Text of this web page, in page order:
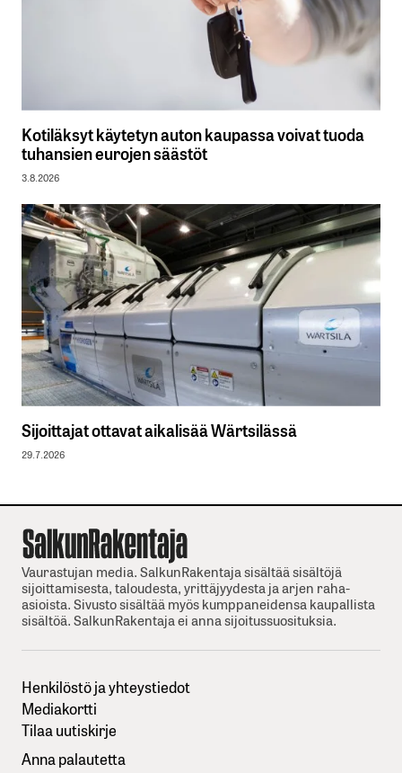
Kotiläksyt käytetyn auton kaupassa voivat tuoda
tuhansien eurojen säästöt
3.8.2026
Sijoittajat ottavat aikalisää Wärtsilässä
29.7.2026
Vaurastujan media. SalkunRakentaja sisältää sisältöjä
sijoittamisesta, taloudesta, yrittäjyydesta ja arjen raha-
asioista. Sivusto sisältää myös kumppaneidensa kaupallista
sisältöä. SalkunRakentaja ei anna sijoitussuosituksia.
Henkilöstö ja yhteystiedot
Mediakortti
Tilaa uutiskirje
Anna palautetta